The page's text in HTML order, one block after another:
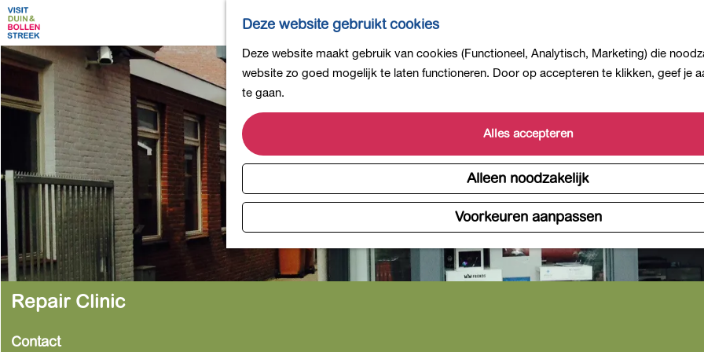
Deze website gebruikt cookies
Deze website maakt gebruik van cookies (Functioneel, Analytisch, Marketing) die
website zo goed mogelijk te laten functioneren. Door op accepteren te klikken, geef je
te gaan.
Alles accepteren
Alleen noodzakelijk
Voorkeuren aanpassen
G
n
d
e
h
o
m
e
Repair Clinic
Contact